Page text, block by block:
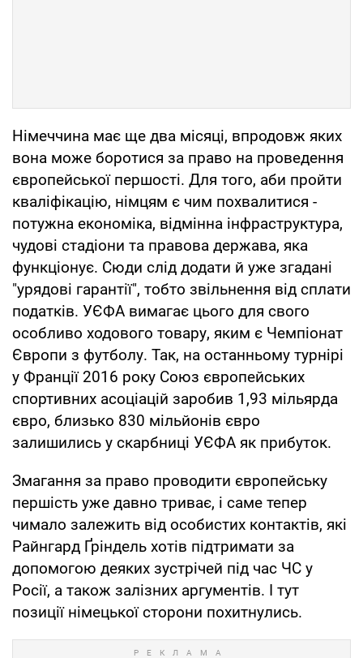
Німеччина має ще два місяці, впродовж яких
вона може боротися за право на проведення
європейської першості. Для того, аби пройти
кваліфікацію, німцям є чим похвалитися -
потужна економіка, відмінна інфраструктура,
чудові стадіони та правова держава, яка
функціонує. Сюди слід додати й уже згадані
"урядові гарантії", тобто звільнення від сплати
податків. УЄФА вимагає цього для свого
особливо ходового товару, яким є Чемпіонат
Європи з футболу. Так, на останньому турнірі
у Франції 2016 року Союз європейських
спортивних асоціацій заробив 1,93 мільярда
євро, близько 830 мільйонів євро
залишились у скарбниці УЄФА як прибуток.
Змагання за право проводити європейську
першість уже давно триває, і саме тепер
чимало залежить від особистих контактів, які
Райнгард Ґріндель хотів підтримати за
допомогою деяких зустрічей під час ЧС у
Росії, а також залізних аргументів. І тут
позиції німецької сторони похитнулись.